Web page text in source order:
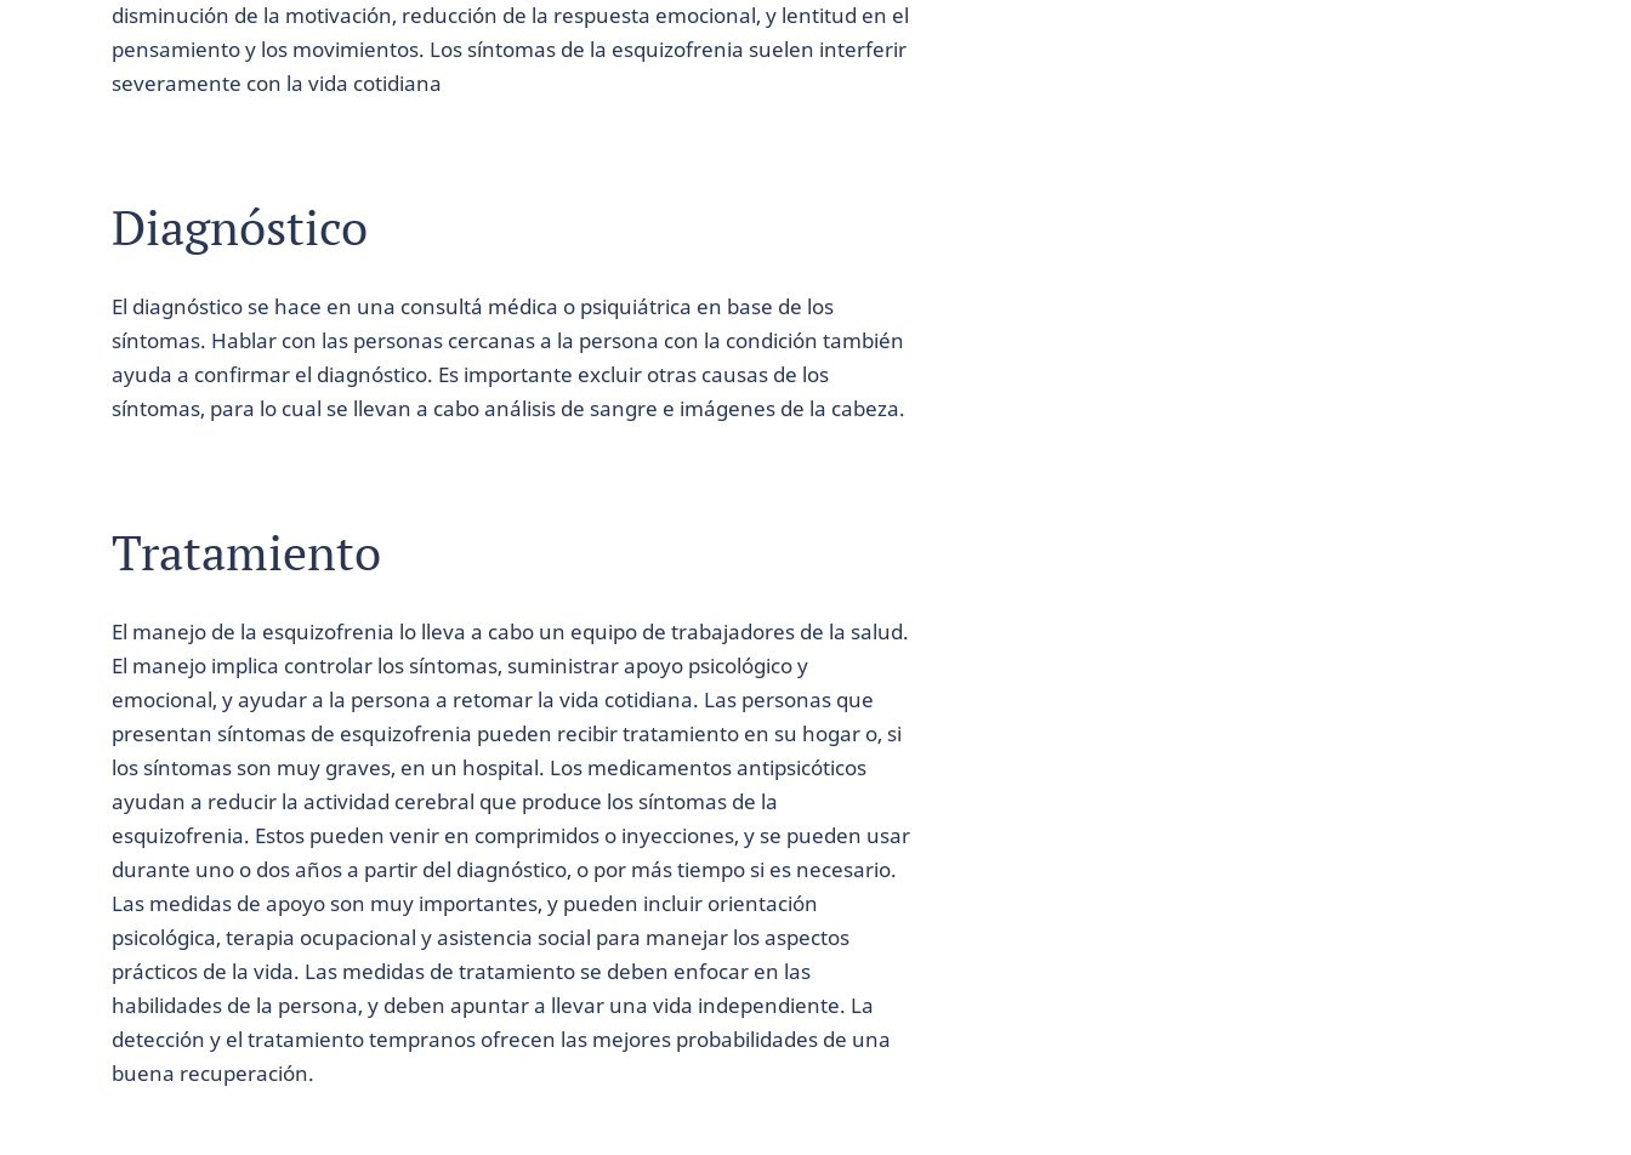
disminución de la motivación, reducción de la respuesta emocional, y lentitud en el
pensamiento y los movimientos. Los síntomas de la esquizofrenia suelen interferir
severamente con la vida cotidiana
Diagnóstico
El diagnóstico se hace en una consultá médica o psiquiátrica en base de los
síntomas. Hablar con las personas cercanas a la persona con la condición también
ayuda a confirmar el diagnóstico. Es importante excluir otras causas de los
síntomas, para lo cual se llevan a cabo análisis de sangre e imágenes de la cabeza.
Tratamiento
El manejo de la esquizofrenia lo lleva a cabo un equipo de trabajadores de la salud.
El manejo implica controlar los síntomas, suministrar apoyo psicológico y
emocional, y ayudar a la persona a retomar la vida cotidiana. Las personas que
presentan síntomas de esquizofrenia pueden recibir tratamiento en su hogar o, si
los síntomas son muy graves, en un hospital. Los medicamentos antipsicóticos
ayudan a reducir la actividad cerebral que produce los síntomas de la
esquizofrenia. Estos pueden venir en comprimidos o inyecciones, y se pueden usar
durante uno o dos años a partir del diagnóstico, o por más tiempo si es necesario.
Las medidas de apoyo son muy importantes, y pueden incluir orientación
psicológica, terapia ocupacional y asistencia social para manejar los aspectos
prácticos de la vida. Las medidas de tratamiento se deben enfocar en las
habilidades de la persona, y deben apuntar a llevar una vida independiente. La
detección y el tratamiento tempranos ofrecen las mejores probabilidades de una
buena recuperación.